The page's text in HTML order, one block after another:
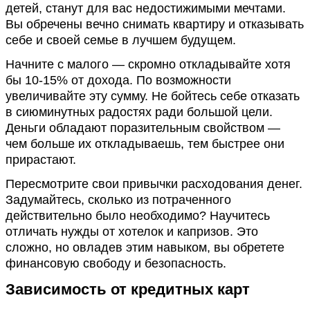
детей, станут для вас недостижимыми мечтами.
Вы обречены вечно снимать квартиру и отказывать
себе и своей семье в лучшем будущем.
Начните с малого — скромно откладывайте хотя
бы 10-15% от дохода. По возможности
увеличивайте эту сумму. Не бойтесь себе отказать
в сиюминутных радостях ради большой цели.
Деньги обладают поразительным свойством —
чем больше их откладываешь, тем быстрее они
прирастают.
Пересмотрите свои привычки расходования денег.
Задумайтесь, сколько из потраченного
действительно было необходимо? Научитесь
отличать нужды от хотелок и капризов. Это
сложно, но овладев этим навыком, вы обретете
финансовую свободу и безопасность.
Зависимость от кредитных карт